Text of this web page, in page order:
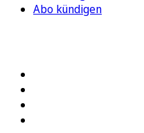
Abo kündigen